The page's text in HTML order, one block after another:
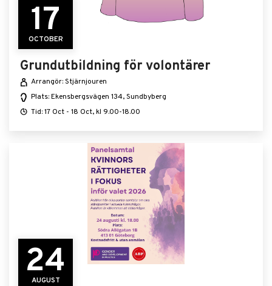
17
OCTOBER
Grundutbildning för volontärer
Arrangör: Stjärnjouren
Plats: Ekensbergsvägen 134, Sundbyberg
Tid: 17 Oct - 18 Oct, kl 9.00-18.00
24
AUGUST